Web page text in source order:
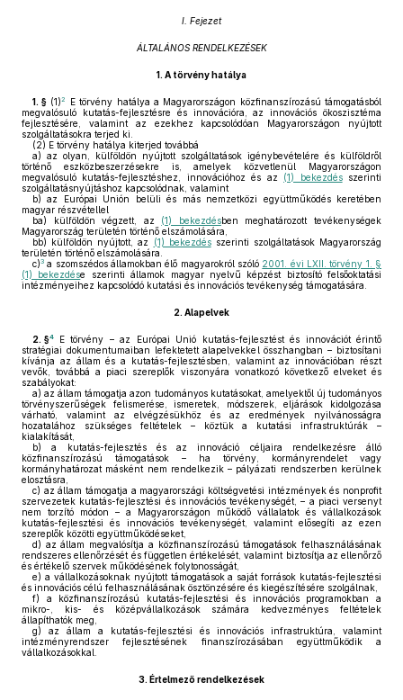
I. Fejezet
ÁLTALÁNOS RENDELKEZÉSEK
1. A törvény hatálya
1. § (1)2
E törvény hatálya a Magyarországon közfinanszírozású támogatásból
megvalósuló kutatás-fejlesztésre és innovációra, az innovációs ökoszisztéma
fejlesztésére, valamint az ezekhez kapcsolódóan Magyarországon nyújtott
szolgáltatásokra terjed ki.
(2) E törvény hatálya kiterjed továbbá
a) az olyan, külföldön nyújtott szolgáltatások igénybevételére és külföldről
történő eszközbeszerzésekre is, amelyek közvetlenül Magyarországon
megvalósuló kutatás-fejlesztéshez, innovációhoz és az (1) bekezdésszerinti
szolgáltatásnyújtáshoz kapcsolódnak, valamint
b) az Európai Unión belüli és más nemzetközi együttműködés keretében
magyar részvétellel
ba) külföldön végzett, az (1) bekezdésben meghatározott tevékenységek
Magyarország területén történő elszámolására,
bb) külföldön nyújtott, az (1) bekezdésszerinti szolgáltatások Magyarország
területén történő elszámolására.
c)3 a szomszédos államokban élő magyarokról szóló 2001. évi LXII. törvény 1. §
(1) bekezdése szerinti államok magyar nyelvű képzést biztosító felsőoktatási
intézményeihez kapcsolódó kutatási és innovációs tevékenység támogatására.
2. Alapelvek
2. §4
E törvény – az Európai Unió kutatás-fejlesztést és innovációt érintő
stratégiai dokumentumaiban lefektetett alapelvekkel összhangban – biztosítani
kívánja az állam és a kutatás-fejlesztésben, valamint az innovációban részt
vevők, továbbá a piaci szereplők viszonyára vonatkozó következő elveket és
szabályokat:
a) az állam támogatja azon tudományos kutatásokat, amelyektől új tudományos
törvényszerűségek felismerése, ismeretek, módszerek, eljárások kidolgozása
várható, valamint az elvégzésükhöz és az eredmények nyilvánosságra
hozatalához szükséges feltételek – köztük a kutatási infrastruktúrák –
kialakítását,
b) a kutatás-fejlesztés és az innováció céljaira rendelkezésre álló
közfinanszírozású támogatások – ha törvény, kormányrendelet vagy
kormányhatározat másként nem rendelkezik – pályázati rendszerben kerülnek
elosztásra,
c) az állam támogatja a magyarországi költségvetési intézmények és nonprofit
szervezetek kutatás-fejlesztési és innovációs tevékenységét, – a piaci versenyt
nem torzító módon – a Magyarországon működő vállalatok és vállalkozások
kutatás-fejlesztési és innovációs tevékenységét, valamint elősegíti az ezen
szereplők közötti együttműködéseket,
d) az állam megvalósítja a közfinanszírozású támogatások felhasználásának
rendszeres ellenőrzését és független értékelését, valamint biztosítja az ellenőrző
és értékelő szervek működésének folytonosságát,
e) a vállalkozásoknak nyújtott támogatások a saját források kutatás-fejlesztési
és innovációs célú felhasználásának ösztönzésére és kiegészítésére szolgálnak,
f) a közfinanszírozású kutatás-fejlesztési és innovációs programokban a
mikro-, kis- és középvállalkozások számára kedvezményes feltételek
állapíthatók meg,
g) az állam a kutatás-fejlesztési és innovációs infrastruktúra, valamint
intézményrendszer fejlesztésének finanszírozásában együttműködik a
vállalkozásokkal.
3. Értelmező rendelkezések